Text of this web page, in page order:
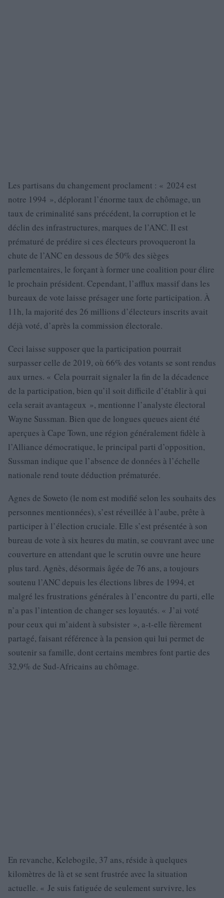
Les partisans du changement proclament : « 2024 est
notre 1994 », déplorant l’énorme taux de chômage, un
taux de criminalité sans précédent, la corruption et le
déclin des infrastructures, marques de l’ANC. Il est
prématuré de prédire si ces électeurs provoqueront la
chute de l’ANC en dessous de 50% des sièges
parlementaires, le forçant à former une coalition pour élire
le prochain président. Cependant, l’afflux massif dans les
bureaux de vote laisse présager une forte participation. À
11h, la majorité des 26 millions d’électeurs inscrits avait
déjà voté, d’après la commission électorale.
Ceci laisse supposer que la participation pourrait
surpasser celle de 2019, où 66% des votants se sont rendus
aux urnes. « Cela pourrait signaler la fin de la décadence
de la participation, bien qu’il soit difficile d’établir à qui
cela serait avantageux », mentionne l’analyste électoral
Wayne Sussman. Bien que de longues queues aient été
aperçues à Cape Town, une région généralement fidèle à
l’Alliance démocratique, le principal parti d’opposition,
Sussman indique que l’absence de données à l’échelle
nationale rend toute déduction prématurée.
Agnes de Soweto (le nom est modifié selon les souhaits des
personnes mentionnées), s’est réveillée à l’aube, prête à
participer à l’élection cruciale. Elle s’est présentée à son
bureau de vote à six heures du matin, se couvrant avec une
couverture en attendant que le scrutin ouvre une heure
plus tard. Agnès, désormais âgée de 76 ans, a toujours
soutenu l’ANC depuis les élections libres de 1994, et
malgré les frustrations générales à l’encontre du parti, elle
n’a pas l’intention de changer ses loyautés. « J’ai voté
pour ceux qui m’aident à subsister », a-t-elle fièrement
partagé, faisant référence à la pension qui lui permet de
soutenir sa famille, dont certains membres font partie des
32,9% de Sud-Africains au chômage.
En revanche, Kelebogile, 37 ans, réside à quelques
kilomètres de là et se sent frustrée avec la situation
actuelle. « Je suis fatiguée de seulement survivre, les